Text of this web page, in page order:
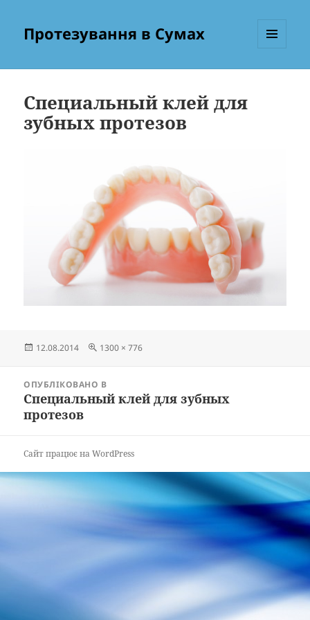
Протезування в Сумах
Специальный клей для
зубных протезов
Опубліковано
12.08.2014
Повний
1300 × 776
записівОПУБЛІКОВАНО В
Специальный клей для зубных
протезов
Сайт працює на WordPress